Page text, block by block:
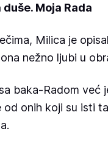
Moja Rada
Milica je
nežno ljubi u
baka-Radom već
od onih koji su isti